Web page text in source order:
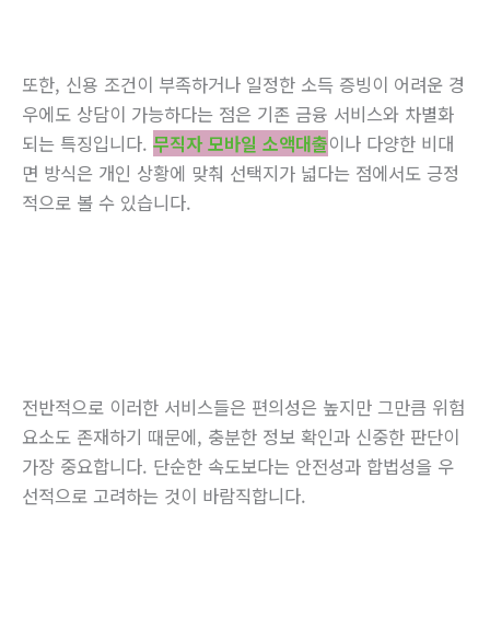
또한, 신용 조건이 부족하거나 일정한 소득 증빙이 어려운 경
우에도 상담이 가능하다는 점은 기존 금융 서비스와 차별화
되는 특징입니다. 무직자 모바일 소액대출이나 다양한 비대
면 방식은 개인 상황에 맞춰 선택지가 넓다는 점에서도 긍정
적으로 볼 수 있습니다.
전반적으로 이러한 서비스들은 편의성은 높지만 그만큼 위험
요소도 존재하기 때문에, 충분한 정보 확인과 신중한 판단이
가장 중요합니다. 단순한 속도보다는 안전성과 합법성을 우
선적으로 고려하는 것이 바람직합니다.